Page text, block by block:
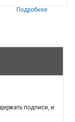
Подробнее
подписи, и